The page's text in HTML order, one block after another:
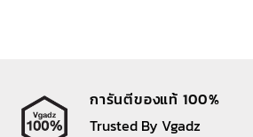
การันตีของแท้ 100%
Trusted By Vgadz